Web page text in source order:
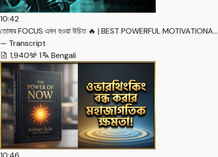
10:42
তোমার FOCUS এমন হওয়া উচিত 🔥 | BEST POWERFUL MOTIVATIONA…
— Transcript
1,940
1 Bengali